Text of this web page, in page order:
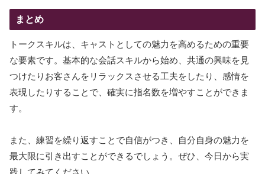
まとめ
トークスキルは、キャストとしての魅力を高めるための重要
な要素です。基本的な会話スキルから始め、共通の興味を見
つけたりお客さんをリラックスさせる工夫をしたり、感情を
表現したりすることで、確実に指名数を増やすことができま
す。
また、練習を繰り返すことで自信がつき、自分自身の魅力を
最大限に引き出すことができるでしょう。ぜひ、今日から実
践してみてください。